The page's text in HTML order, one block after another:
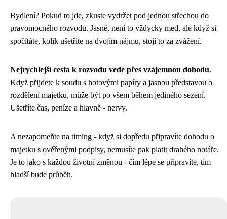
Bydlení? Pokud to jde, zkuste vydržet pod jednou střechou do
pravomocného rozvodu. Jasně, není to vždycky med, ale když si
spočítáte, kolik ušetříte na dvojím nájmu, stojí to za zvážení.
Nejrychlejší cesta k rozvodu vede přes vzájemnou dohodu.
Když přijdete k soudu s hotovými papíry a jasnou představou o
rozdělení majetku, může být po všem během jediného sezení.
Ušetříte čas, peníze a hlavně - nervy.
A nezapomeňte na timing - když si dopředu připravíte dohodu o
majetku s ověřenými podpisy, nemusíte pak platit drahého notáře.
Je to jako s každou životní změnou - čím lépe se připravíte, tím
hladší bude průběh.